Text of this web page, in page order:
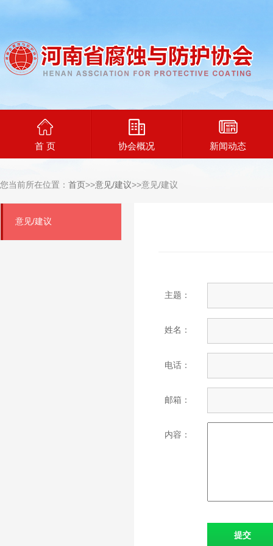
首 页 协会概况 新闻动态
您当前所在位置： 首页>>意见/建议>>意见/建议
意见/建议
主题：
姓名：
电话：
邮箱：
内容：